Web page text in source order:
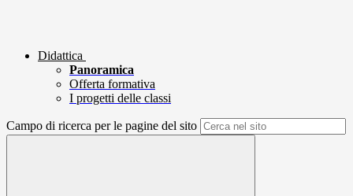
Didattica
Panoramica
Offerta formativa
I progetti delle classi
Campo di ricerca per le pagine del sito